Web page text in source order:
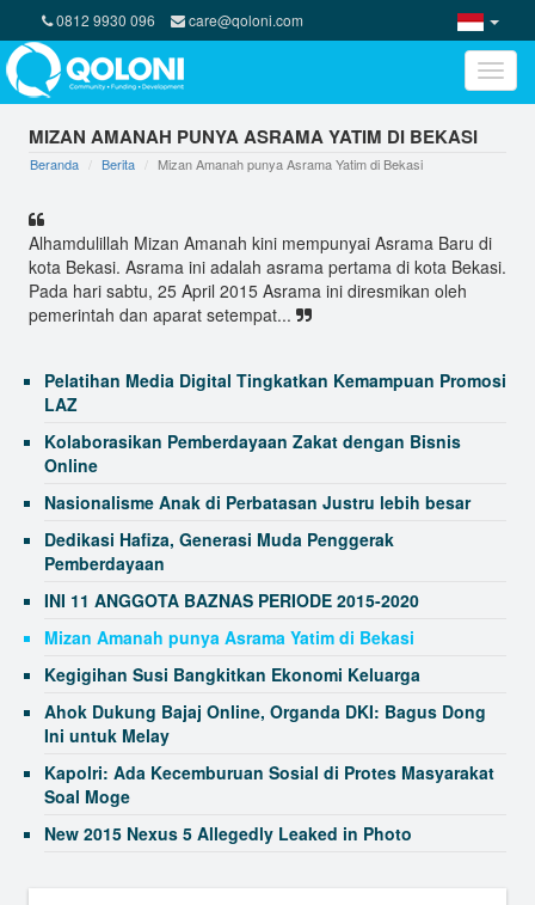
0812 9930 096 care@qoloni.com
Toggle
MIZAN AMANAH PUNYA ASRAMA YATIM DI BEKASI
Beranda Berita Mizan Amanah punya Asrama Yatim di Bekasi
Alhamdulillah Mizan Amanah kini mempunyai Asrama Baru di
kota Bekasi. Asrama ini adalah asrama pertama di kota Bekasi.
Pada hari sabtu, 25 April 2015 Asrama ini diresmikan oleh
pemerintah dan aparat setempat...
penyaluran dana
3 Alasan Donasi CSR Lebih Optimal Lewat Online
Donation
Lubang Buaya
Bedah Rumah Untuk Dukung Belajar Anak
Ini Kata Kapolda Jabar Soal AKBP Guntur yang Bantu
Bangun Rumah P
Pelatihan Media Digital Tingkatkan Kemampuan Promosi
LAZ
Kolaborasikan Pemberdayaan Zakat dengan Bisnis
Online
Nasionalisme Anak di Perbatasan Justru lebih besar
Dedikasi Hafiza, Generasi Muda Penggerak
Pemberdayaan
INI 11 ANGGOTA BAZNAS PERIODE 2015-2020
Mizan Amanah punya Asrama Yatim di Bekasi
Kegigihan Susi Bangkitkan Ekonomi Keluarga
Ahok Dukung Bajaj Online, Organda DKI: Bagus Dong
Ini untuk Melay
Kapolri: Ada Kecemburuan Sosial di Protes Masyarakat
Soal Moge
New 2015 Nexus 5 Allegedly Leaked in Photo